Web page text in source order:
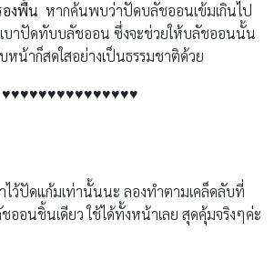
องพื้น หากค้นพบว่าปัดบลัชออนเข้มเกินไป
เบาปัดทับบลัชออน ซึ่งจะช่วยให้บลัชออนนั้น
หน้าก็สดใสอย่างเป็นธรรมชาติด้วย
♥♥♥♥♥♥♥♥♥♥♥♥♥♥♥
ไว้ปัดแก้มเท่านั้นนะ ลองทำตามเคล็ดลับที่
ออนชิ้นเดียว ใช้ได้ทั้งหน้าเลย สุดคุ้มจริงๆค่ะ